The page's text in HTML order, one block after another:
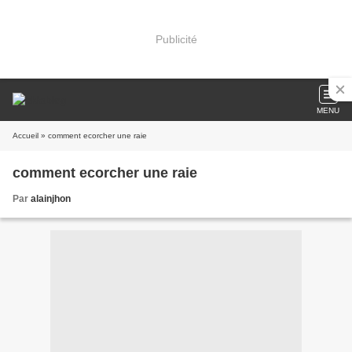
Publicité
MENU
Accueil » comment ecorcher une raie
comment ecorcher une raie
Par alainjhon